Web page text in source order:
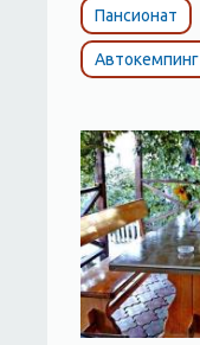
Пансионат
Автокемпинг